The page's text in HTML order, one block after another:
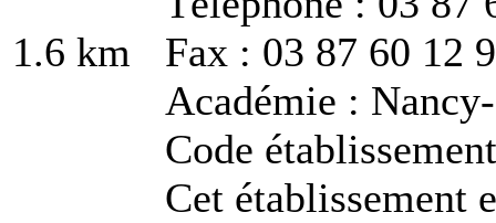
1.6 km
Fax : 03 87 60 12
Académie :
Code
Cet établissement